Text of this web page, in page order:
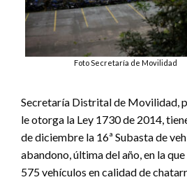
Foto Secretaría de Movilidad
Secretaría Distrital de Movilidad,
le otorga la Ley 1730 de 2014,
de diciembre la 16ª Subasta de
abandono, última del año, en la
575 vehículos en calidad de